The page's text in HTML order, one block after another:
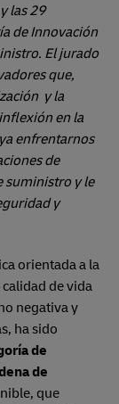
las 29
de Innovación
El jurado
que,
y la
en la
enfrentarnos
de
suministro y le
y
orientada a la
de vida
negativa y
ha sido
de
de
que